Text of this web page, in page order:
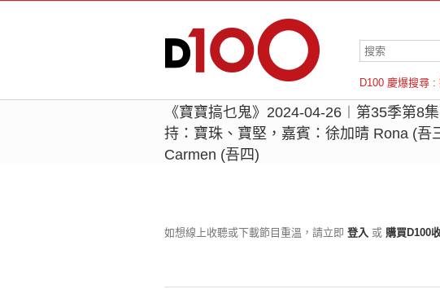
D100 慶爆搜尋 :
羅倫斯
《寶寶搞乜鬼》2024-04-26︱第35季第8
持：寶珠、寶堅，嘉賓：徐加晴 Rona (吾
Carmen (吾四)
如想線上收聽或下載節目重溫，請立即 登入 或 購買D100